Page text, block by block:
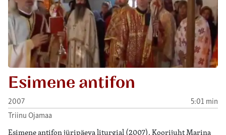
Esimene antifon
2007
5:01 min
Triinu Ojamaa
Esimene antifon jüripäeva liturgial (2007). Koorijuht Marina